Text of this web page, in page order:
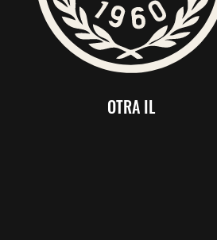
OTRA IL